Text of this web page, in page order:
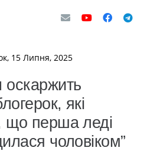
15 Липня, 2025
оскаржить
які
що перша леді
чоловіком”